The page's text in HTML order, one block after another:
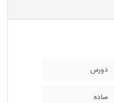
دورس
ساده